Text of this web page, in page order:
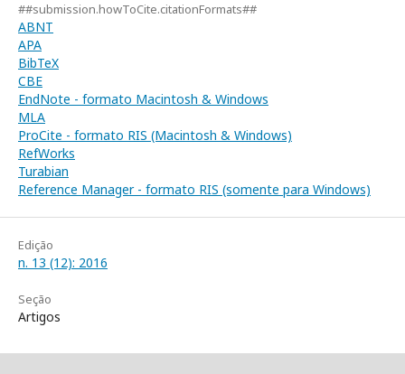
##submission.howToCite.citationFormats##
ABNT
APA
BibTeX
CBE
EndNote - formato Macintosh & Windows
MLA
ProCite - formato RIS (Macintosh & Windows)
RefWorks
Turabian
Reference Manager - formato RIS (somente para Windows)
Edição
n. 13 (12): 2016
Seção
Artigos